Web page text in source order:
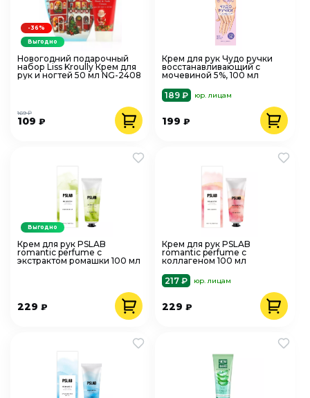
Новогодний подарочный
набор Liss Kroully Крем для
рук и ногтей 50 мл NG-2408
109 ₽
169 ₽
-36%
Выгодно
Крем для рук Чудо ручки
восстанавливающий с
мочевиной 5%, 100 мл
189 ₽
юр. лицам
199₽
Крем для рук PSLAB
romantic perfume с
экстрактом ромашки 100 мл
229 ₽
Выгодно
Крем для рук PSLAB
romantic perfume с
коллагеном 100 мл
217 ₽
юр. лицам
229₽